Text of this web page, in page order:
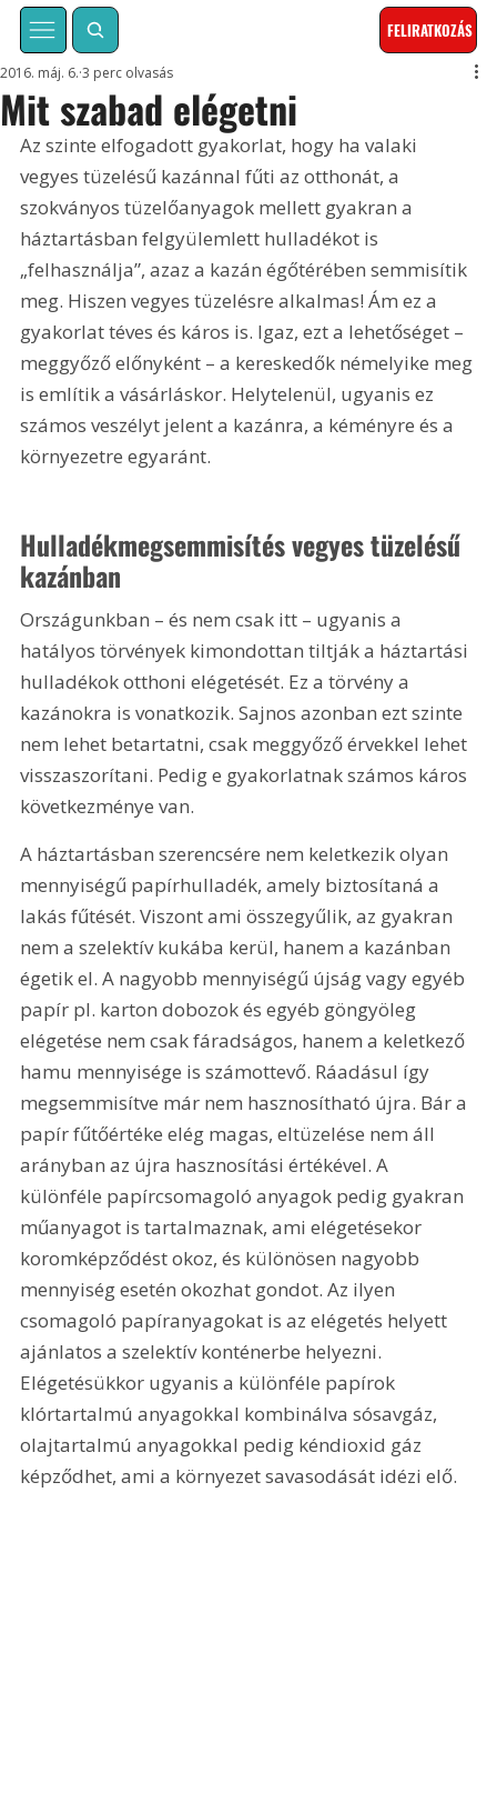
FELIRATKOZÁS
Mit szabad elégetni
2016. máj. 6. 3 perc olvasás
Az szinte elfogadott gyakorlat, hogy ha valaki
vegyes tüzelésű kazánnal fűti az otthonát, a
szokványos tüzelőanyagok mellett gyakran a
háztartásban felgyülemlett hulladékot is
„felhasználja”, azaz a kazán égőtérében semmisítik
meg. Hiszen vegyes tüzelésre alkalmas! Ám ez a
gyakorlat téves és káros is. Igaz, ezt a lehetőséget –
meggyőző előnyként – a kereskedők némelyike meg
is említik a vásárláskor. Helytelenül, ugyanis ez
számos veszélyt jelent a kazánra, a kéményre és a
környezetre egyaránt.
Hulladékmegsemmisítés vegyes tüzelésű
kazánban
Országunkban – és nem csak itt – ugyanis a
hatályos törvények kimondottan tiltják a háztartási
hulladékok otthoni elégetését. Ez a törvény a
kazánokra is vonatkozik. Sajnos azonban ezt szinte
nem lehet betartatni, csak meggyőző érvekkel lehet
visszaszorítani. Pedig e gyakorlatnak számos káros
következménye van.
A háztartásban szerencsére nem keletkezik olyan
mennyiségű papírhulladék, amely biztosítaná a
lakás fűtését. Viszont ami összegyűlik, az gyakran
nem a szelektív kukába kerül, hanem a kazánban
égetik el. A nagyobb mennyiségű újság vagy egyéb
papír pl. karton dobozok és egyéb göngyöleg
elégetése nem csak fáradságos, hanem a keletkező
hamu mennyisége is számottevő. Ráadásul így
megsemmisítve már nem hasznosítható újra. Bár a
papír fűtőértéke elég magas, eltüzelése nem áll
arányban az újra hasznosítási értékével. A
különféle papírcsomagoló anyagok pedig gyakran
műanyagot is tartalmaznak, ami elégetésekor
koromképződést okoz, és különösen nagyobb
mennyiség esetén okozhat gondot. Az ilyen
csomagoló papíranyagokat is az elégetés helyett
ajánlatos a szelektív konténerbe helyezni.
Elégetésükkor ugyanis a különféle papírok
klórtartalmú anyagokkal kombinálva sósavgáz,
olajtartalmú anyagokkal pedig kéndioxid gáz
képződhet, ami a környezet savasodását idézi elő.